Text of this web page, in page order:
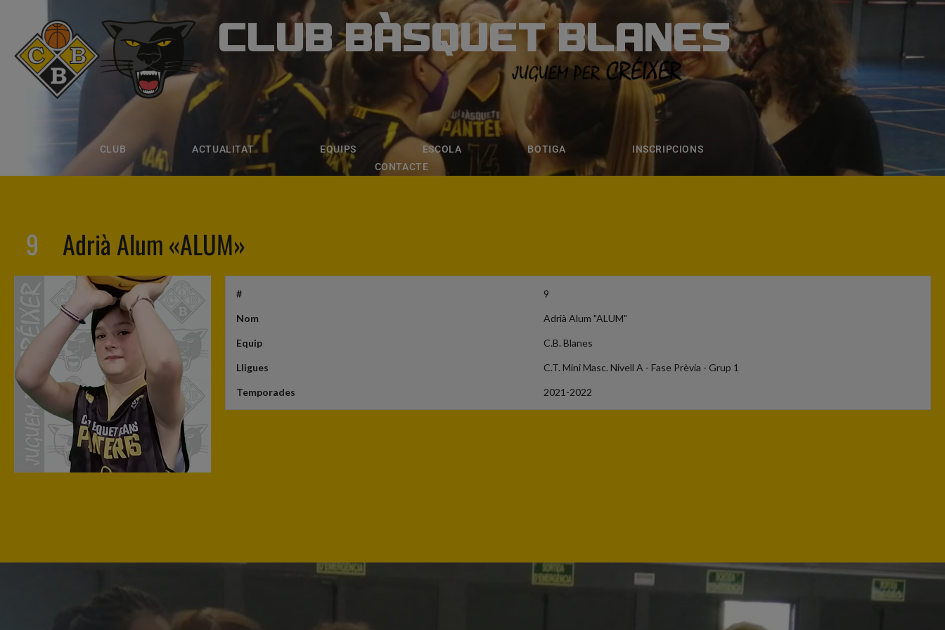
CLUB BÀSQUET BLANES
CLUB ACTUALITAT EQUIPS ESCOLA BOTIGA
INSCRIPCIONS
CONTACTE
CLUB BÀSQUET BLANES
ACTUALITAT ESCOLA BOTIGA INSCRIPCIONS
9 Adrià Alum «ALUM»
# 9
Nom Adrià Alum "ALUM"
Equip C.B. Blanes
Lligues C.T. Mini Masc. Nivell A - Fase Prèvia - Grup 1
Temporades 2021-2022